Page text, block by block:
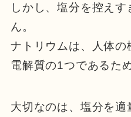
しかし、塩分を控え
ん。
ナトリウムは、人体
電解質の1つであるた
大切なのは、塩分を適